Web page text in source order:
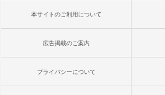
本サイトのご利用について
広告掲載のご案内
プライバシーについて